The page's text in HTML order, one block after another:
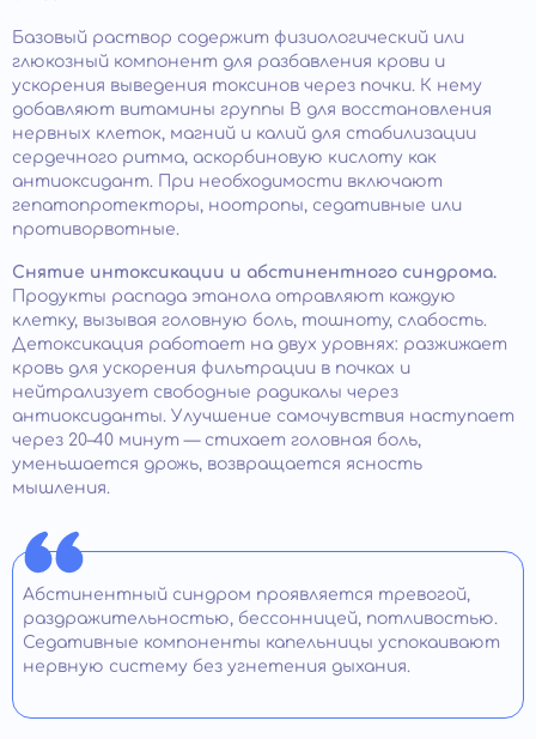
Базовый раствор содержит физиологический или
глюкозный компонент для разбавления крови и
ускорения выведения токсинов через почки. К нему
добавляют витамины группы B для восстановления
нервных клеток, магний и калий для стабилизации
сердечного ритма, аскорбиновую кислоту как
антиоксидант. При необходимости включают
гепатопротекторы, ноотропы, седативные или
противорвотные.
Снятие интоксикации и абстинентного синдрома.
Продукты распада этанола отравляют каждую
клетку, вызывая головную боль, тошноту, слабость.
Детоксикация работает на двух уровнях: разжижает
кровь для ускорения фильтрации в почках и
нейтрализует свободные радикалы через
антиоксиданты. Улучшение самочувствия наступает
через 20–40 минут — стихает головная боль,
уменьшается дрожь, возвращается ясность
мышления.
Абстинентный синдром проявляется тревогой,
раздражительностью, бессонницей, потливостью.
Седативные компоненты капельницы успокаивают
нервную систему без угнетения дыхания.